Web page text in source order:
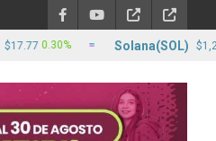
0.30% Solana(SOL) $1,295.68